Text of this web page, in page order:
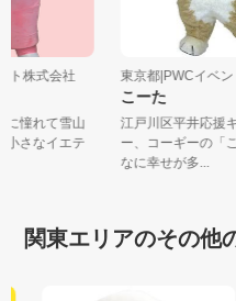
ト株式会社
に憧れて雪山
小さなイエテ
東京都|PWCイベ
こーた
江戸川区平井応
ー、コーギーの
なに幸せが多...
関東エリアのその他